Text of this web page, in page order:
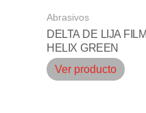
Abrasivos
DELTA DE LIJA FILM
HELIX GREEN
Ver producto